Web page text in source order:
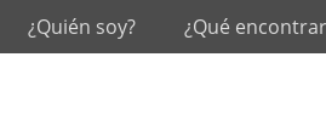
¿Quién soy? ¿Qué